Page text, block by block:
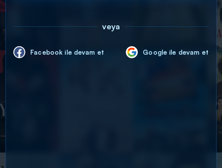
veya
Facebook ile devam et Google ile devam et